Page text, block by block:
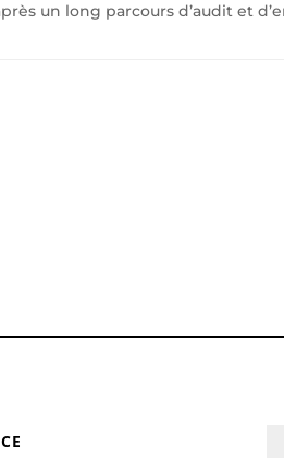
un long parcours d’audit et